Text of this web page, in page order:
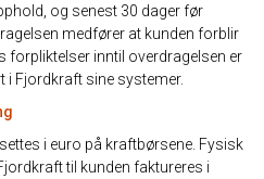
og senest 30 dager før
medfører at kunden forblir
inntil overdragelsen er
i Fjordkraft sine systemer.
i euro på kraftbørsene. Fysisk
til kunden faktureres i